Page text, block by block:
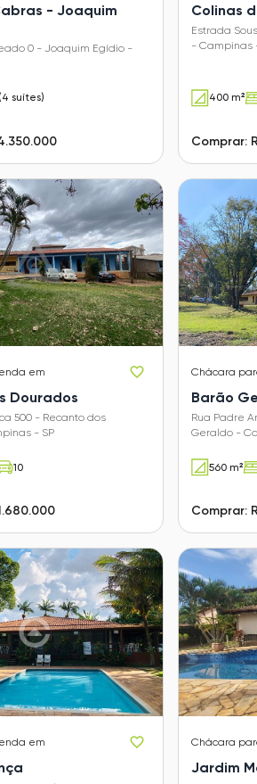
- Joaquim
0 - Joaquim Egídio -
suítes)
Colinas
Estrada
- Campinas
400 m²
Comprar:
em
Dourados
500 - Recanto dos
- SP
10
Chácara
Barão
Rua Padre
Geraldo -
560 m²
Comprar:
em Chácara
Jardim